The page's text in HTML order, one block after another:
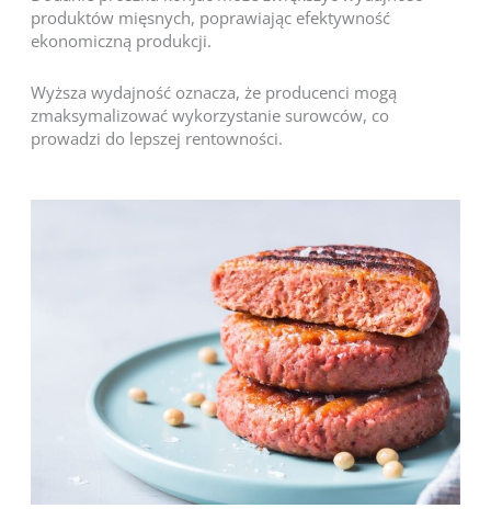
produktów mięsnych, poprawiając efektywność
ekonomiczną produkcji.
Wyższa wydajność oznacza, że producenci mogą
zmaksymalizować wykorzystanie surowców, co
prowadzi do lepszej rentowności.